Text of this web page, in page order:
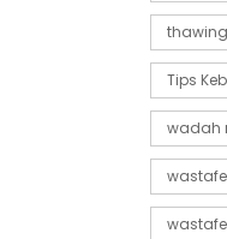
Tips
wadah